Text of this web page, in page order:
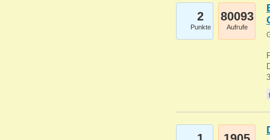
2
Punkte
80093
Aufrufe